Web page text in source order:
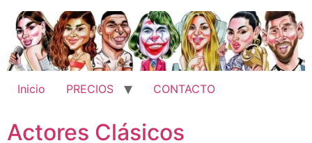
contenido
Inicio PRECIOS CONTACTO
Actores Clásicos